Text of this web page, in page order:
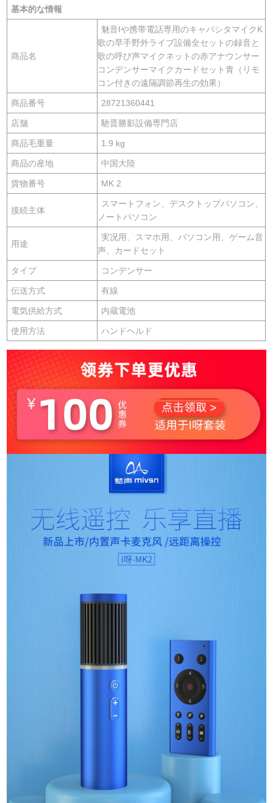
基本的な情報
商品名
魅音Iや携帯電話専用のキャパシタマイクK
歌の早手野外ライブ設備全セットの録音と
歌の呼び声マイクネットの赤アナウンサー
コンデンサーマイクカードセット青（リモ
コン付きの遠隔調節再生の効果）
商品番号 28721360441
店舗 馳晋勝影設備専門店
商品毛重量 1.9 kg
商品の産地 中国大陸
貨物番号 MK 2
接続主体
スマートフォン、デスクトップパソコン、
ノートパソコン
用途
実况用、スマホ用、パソコン用、ゲーム音
声、カードセット
タイプ コンデンサー
伝送方式 有線
電気供給方式 内蔵電池
使用方法 ハンドヘルド